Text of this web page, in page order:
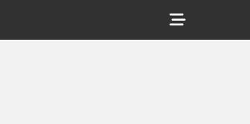
Show
Header